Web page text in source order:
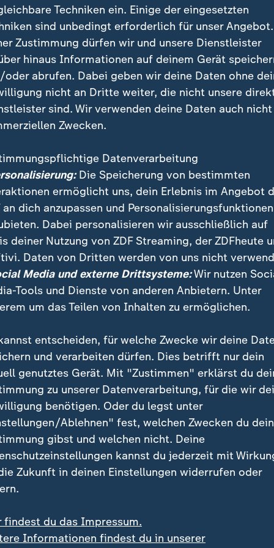
waren in der Nacht über Stunden offline. Laut
Denic habe es eine weitreichende Störung
Seiten. Die Ursache ist noch unklar.
kauft Billigflieger:
gewinnt Bieterrennen
0:25
Flug auf einem Doppeldecker
97-jährige Wingwalkerin
bricht eigenen Rekord
Video0:54
Techniken ein. Einige der eingesetzten
sind unbedingt erforderlich für unser
Zustimmung dürfen wir und unsere Dienstleister
hinaus Informationen auf deinem Gerät
oder abrufen. Dabei geben wir deine Daten ohne
nicht an Dritte weiter, die nicht unsere
sind. Wir verwenden deine Daten auch nicht
Zwecken.
Datenverarbeitung
Die Speicherung von bestimmten
ermöglicht uns, dein Erlebnis im Angebot
an dich anzupassen und Personalisierungsfunktionen
Dabei personalisieren wir ausschließlich auf
deiner Nutzung von ZDF Streaming, der ZDFheute
Daten von Dritten werden von uns nicht
Media und externe Drittsysteme:Wir nutzen
Tools und Dienste von anderen Anbietern. Unter
um das Teilen von Inhalten zu ermöglichen.
entscheiden, für welche Zwecke wir deine
und verarbeiten dürfen. Dies betrifft nur dein
genutztes Gerät. Mit "Zustimmen" erklärst du
zu unserer Datenverarbeitung, für die wir
benötigen. Oder du legst unter
Ablehnen" fest, welchen Zwecken du
gibst und welchen nicht. Deine
kannst du jederzeit mit
Zukunft in deinen Einstellungen widerrufen oder
findest du das Impressum.
Informationen findest du in unserer